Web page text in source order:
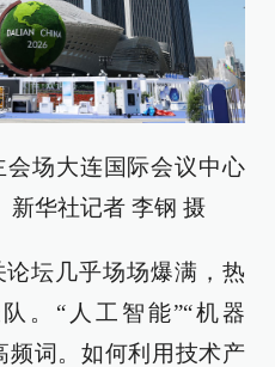
会场大连国际会议中心
新华社记者 李钢 摄
坛几乎场场爆满，热
。“人工智能”“机器
频词。如何利用技术产